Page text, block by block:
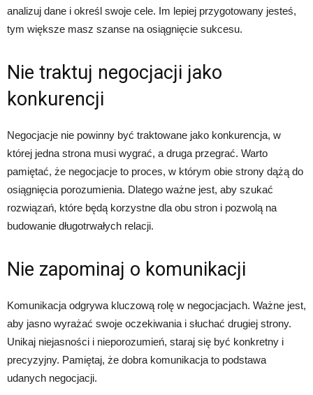
analizuj dane i określ swoje cele. Im lepiej przygotowany jesteś,
tym większe masz szanse na osiągnięcie sukcesu.
Nie traktuj negocjacji jako
konkurencji
Negocjacje nie powinny być traktowane jako konkurencja, w
której jedna strona musi wygrać, a druga przegrać. Warto
pamiętać, że negocjacje to proces, w którym obie strony dążą do
osiągnięcia porozumienia. Dlatego ważne jest, aby szukać
rozwiązań, które będą korzystne dla obu stron i pozwolą na
budowanie długotrwałych relacji.
Nie zapominaj o komunikacji
Komunikacja odgrywa kluczową rolę w negocjacjach. Ważne jest,
aby jasno wyrażać swoje oczekiwania i słuchać drugiej strony.
Unikaj niejasności i nieporozumień, staraj się być konkretny i
precyzyjny. Pamiętaj, że dobra komunikacja to podstawa
udanych negocjacji.